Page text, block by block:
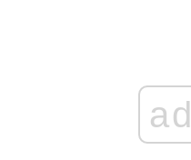
พาหนะช่วงน้ำท่วม
ad